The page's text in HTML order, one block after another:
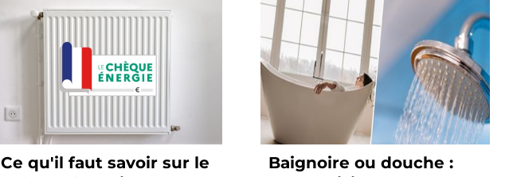
Ce qu'il faut savoir sur le
Baignoire ou douche :